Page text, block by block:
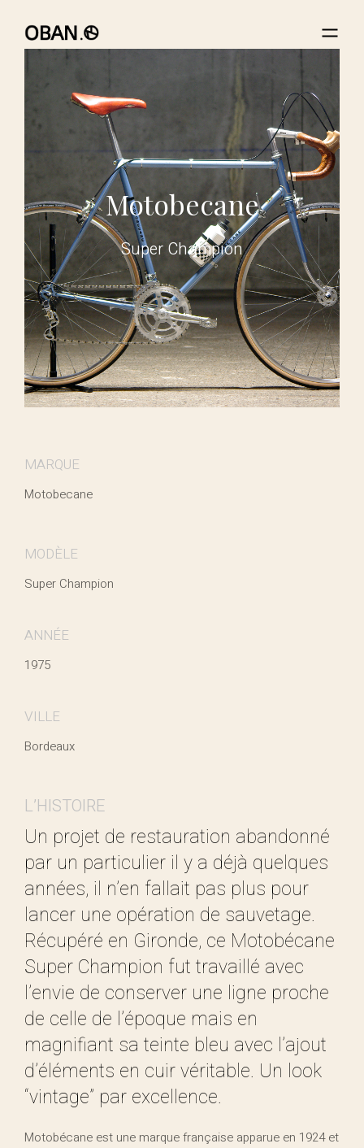
Motobecane
Super Champion
MARQUE
Motobecane
MODÈLE
Super Champion
ANNÉE
1975
VILLE
Bordeaux
L’HISTOIRE
Un projet de restauration abandonné
par un particulier il y a déjà quelques
années, il n’en fallait pas plus pour
lancer une opération de sauvetage.
Récupéré en Gironde, ce Motobécane
Super Champion fut travaillé avec
l’envie de conserver une ligne proche
de celle de l’époque mais en
magnifiant sa teinte bleu avec l’ajout
d’éléments en cuir véritable. Un look
“vintage” par excellence.
Motobécane est une marque française apparue en 1924 et